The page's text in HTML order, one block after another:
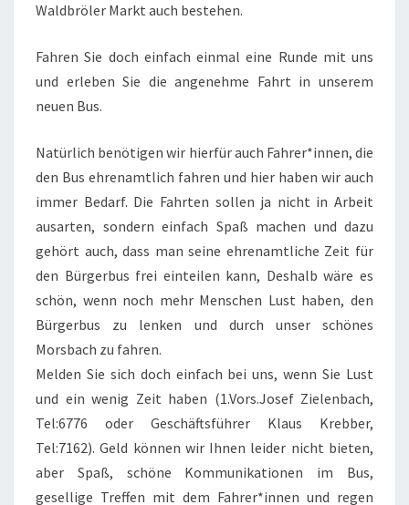
Waldbröler Markt auch bestehen.
Fahren Sie doch einfach einmal eine Runde mit uns
und erleben Sie die angenehme Fahrt in unserem
neuen Bus.
Natürlich benötigen wir hierfür auch Fahrer*innen, die
den Bus ehrenamtlich fahren und hier haben wir auch
immer Bedarf. Die Fahrten sollen ja nicht in Arbeit
ausarten, sondern einfach Spaß machen und dazu
gehört auch, dass man seine ehrenamtliche Zeit für
den Bürgerbus frei einteilen kann, Deshalb wäre es
schön, wenn noch mehr Menschen Lust haben, den
Bürgerbus zu lenken und durch unser schönes
Morsbach zu fahren.
Melden Sie sich doch einfach bei uns, wenn Sie Lust
und ein wenig Zeit haben (1.Vors.Josef Zielenbach,
Tel:6776 oder Geschäftsführer Klaus Krebber,
Tel:7162). Geld können wir Ihnen leider nicht bieten,
aber Spaß, schöne Kommunikationen im Bus,
gesellige Treffen mit dem Fahrer*innen und regen